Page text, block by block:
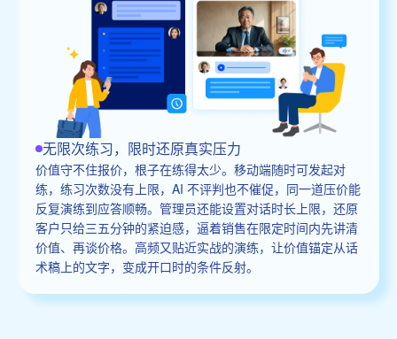
无限次练习，限时还原真实压力
价值守不住报价，根子在练得太少。移动端随时可发起对
练，练习次数没有上限，AI 不评判也不催促，同一道压价能
反复演练到应答顺畅。管理员还能设置对话时长上限，还原
客户只给三五分钟的紧迫感，逼着销售在限定时间内先讲清
价值、再谈价格。高频又贴近实战的演练，让价值锚定从话
术稿上的文字，变成开口时的条件反射。